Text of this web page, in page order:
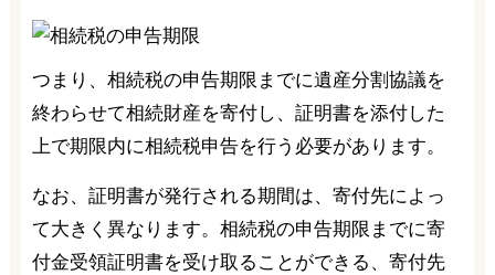
つまり、相続税の申告期限までに遺産分割協議を
終わらせて相続財産を寄付し、証明書を添付した
上で期限内に相続税申告を行う必要があります。
なお、証明書が発行される期間は、寄付先によっ
て大きく異なります。相続税の申告期限までに寄
付金受領証明書を受け取ることができる、寄付先